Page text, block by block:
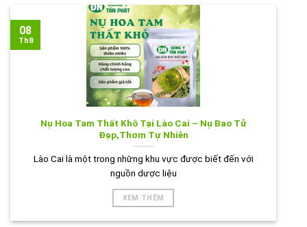
Nụ Hoa Tam Thất Khô Tại Lào Cai – Nụ Bao Tử
Đẹp,Thơm Tự Nhiên
Lào Cai là một trong những khu vực được biết đến với
nguồn dược liệu
XEM THÊM
08
Th8